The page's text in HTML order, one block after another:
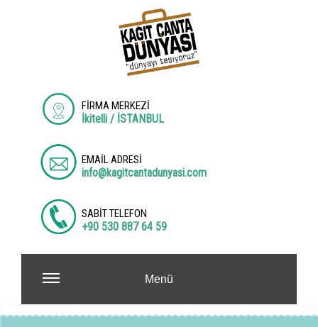
FİRMA MERKEZİ
İkitelli / İSTANBUL
EMAİL ADRESİ
info@kagitcantadunyasi.com
SABİT TELEFON
+90 530 887 64 59
Menü